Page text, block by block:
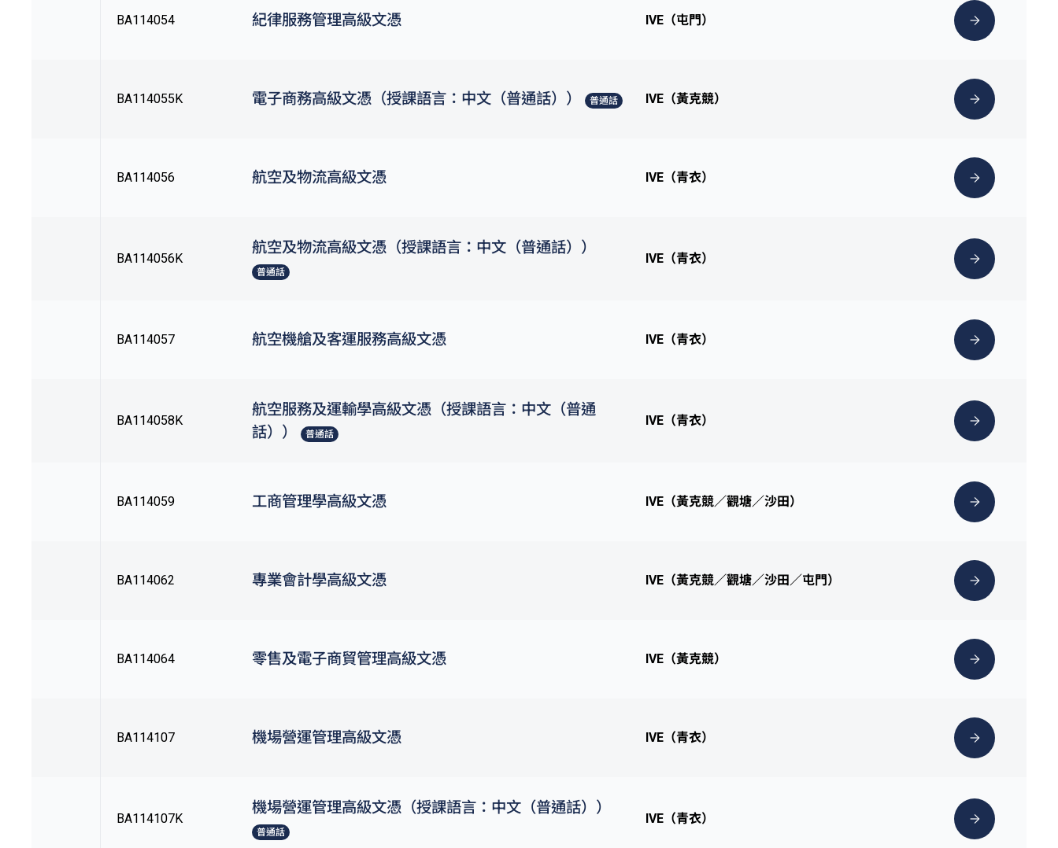
BA114054 紀律服務管理高級文憑 IVE（屯門）
BA114055K 電子商務高級文憑（授課語言：中文（普通話）） 普通話 IVE（黃克競）
BA114056 航空及物流高級文憑 IVE（青衣）
BA114056K
航空及物流高級文憑（授課語言：中文（普通話））
普通話
IVE（青衣）
BA114057 航空機艙及客運服務高級文憑 IVE（青衣）
BA114058K
航空服務及運輸學高級文憑（授課語言：中文（普通
話）） 普通話
IVE（青衣）
BA114059 工商管理學高級文憑 IVE（黃克競／觀塘／沙田）
BA114062 專業會計學高級文憑 IVE（黃克競／觀塘／沙田／屯門）
BA114064 零售及電子商貿管理高級文憑 IVE（黃克競）
BA114107 機場營運管理高級文憑 IVE（青衣）
BA114107K
機場營運管理高級文憑（授課語言：中文（普通話））
普通話
IVE（青衣）